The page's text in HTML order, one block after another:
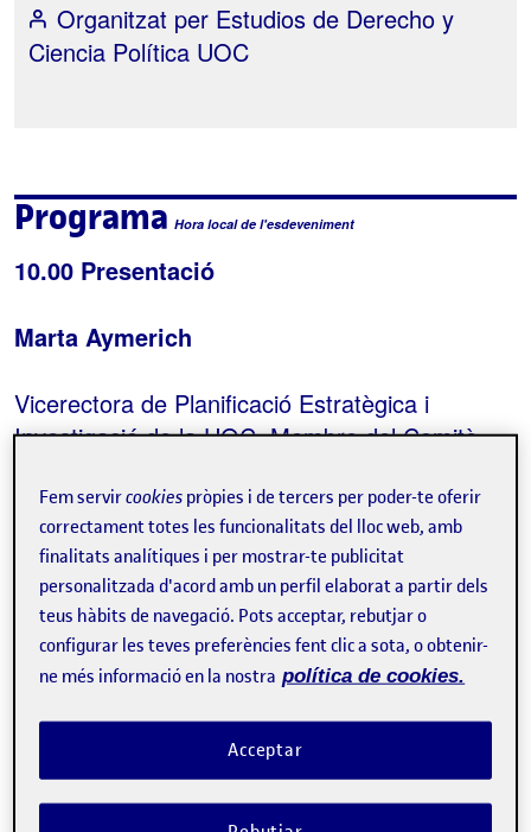
Organitzat per Estudios de Derecho y
Ciencia Política UOC
Programa Hora local de l'esdeveniment
10.00 Presentació
Marta Aymerich
Vicerectora de Planificació Estratègica i
Investigació de la UOC. Membre del Comitè
la coexistència social i la resolució de
conflictes.
Núria Flaquer Molinas
Diputada del ICAB. Responsable del CEMICAB,
les Persones amb Discapacitat, Comissió
d'Advocats de Responsabilitat Civil i
Assegurances, Comissió d'Advocats Mediadors
Fem servircookies pròpies i de tercers per poder-te oferir
correctament totes les funcionalitats del lloc web, amb
finalitats analítiques i per mostrar-te publicitat
personalitzada d'acord amb un perfil elaborat a partir dels
teus hàbits de navegació. Pots acceptar, rebutjar o
configurar les teves preferències fent clic a sota, o obtenir-
ne més informació en la nostra política de cookies.
Acceptar